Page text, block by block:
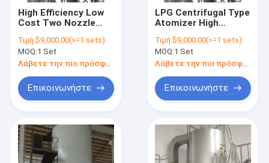
High Efficiency Low
Cost Two Nozzle
Dryer With PLC
Control System
Τιμή:$9,000.00(>=1 sets)
MOQ:1 Set
Λάβετε την πιο πρόσφατη τιμή
Επικοινωνήστε
LPG Centrifugal Type
Atomizer High
Disc Hydrolyzed
Animal Fish Protein
Collagen Solution
Powder Spray Dryer
Maker
Τιμή:$9,000.00(>=1 sets)
MOQ:1 Set
Επικοινωνήστε